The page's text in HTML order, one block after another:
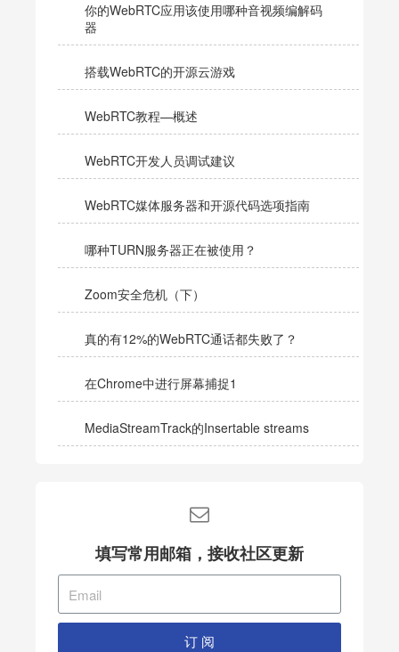
你的WebRTC应用该使用哪种音视频编解码
器
搭载WebRTC的开源云游戏
WebRTC教程—概述
WebRTC开发人员调试建议
WebRTC媒体服务器和开源代码选项指南
哪种TURN服务器正在被使用？
Zoom安全危机（下）
真的有12%的WebRTC通话都失败了？
在Chrome中进行屏幕捕捉1
MediaStreamTrack的Insertable streams
填写常用邮箱，接收社区更新
订 阅